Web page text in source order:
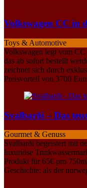
Volkswagen CC in
Toys & Automotive
Volkswagen legt vom
das ab sofort bestellt
zeichnet sich durch
Preisvorteil von 3700
Svalbarði – Das
Gourmet & Genuss
Svalbarði begeistert mit
luxuriöse
Produkt für 65€ pro
Geschichte: als der